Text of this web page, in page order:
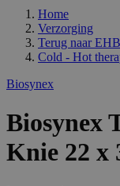
Home
Verzorging
Terug naar
Cold - Hot
Biosynex
Biosynex
Knie 22 x